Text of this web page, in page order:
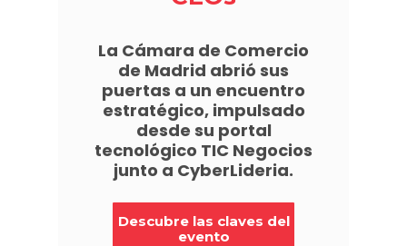
La Cámara de Comercio
de Madrid abrió sus
puertas a un encuentro
estratégico, impulsado
desde su portal
tecnológico TIC Negocios
junto a CyberLideria.
Descubre las claves del
evento